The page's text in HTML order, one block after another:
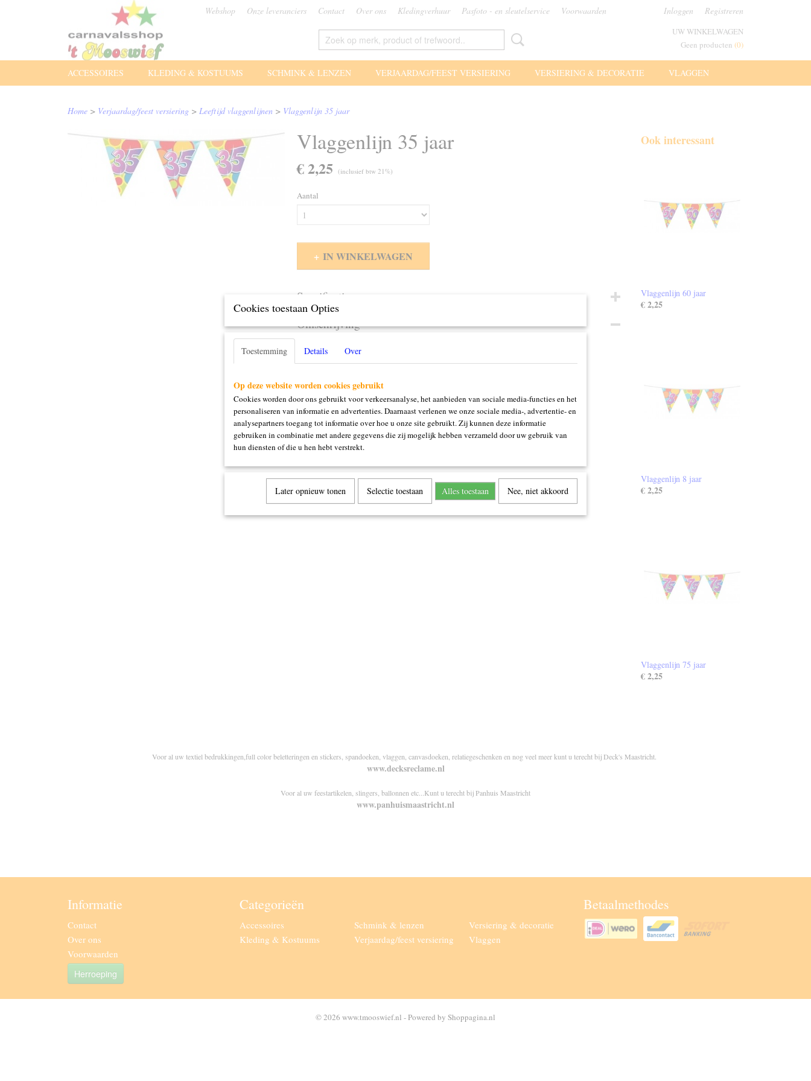
Webshop Onze leveranciers Contact Over ons Kledingverhuur Pasfoto - en sleutelservice Voorwaarden Inloggen Registreren
UW WINKELWAGEN
Geen producten (0)
ACCESSOIRES KLEDING & KOSTUUMS SCHMINK & LENZEN VERJAARDAG/FEEST VERSIERING VERSIERING & DECORATIE VLAGGEN
Home > Verjaardag/feest versiering > Leeftijd vlaggenlijnen > Vlaggenlijn 35 jaar
Vlaggenlijn 35 jaar
€ 2,25 (inclusief btw 21%)
Aantal
IN WINKELWAGEN
Specificaties
Productcode
Omschrijving
Ook interessant
Vlaggenlijn 60 jaar
€ 2,25
Vlaggenlijn 8 jaar
€ 2,25
Vlaggenlijn 75 jaar
€ 2,25
Voor al uw textiel bedrukkingen,full color beletteringen en stickers, spandoeken, vlaggen, canvasdoeken, relatiegeschenken en nog veel meer kunt u terecht bij Deck's Maastricht.
www.decksreclame.nl
Voor al uw feestartikelen, slingers, ballonnen etc...Kunt u terecht bij Panhuis Maastricht
www.panhuismaastricht.nl
Informatie
Contact
Over ons
Voorwaarden
Herroeping
Categorieën
Accessoires
Kleding & Kostuums
Schmink & lenzen
Verjaardag/feest versiering
Versiering & decoratie
Vlaggen
Betaalmethodes
© 2026 www.tmooswief.nl - Powered by Shoppagina.nl
Cookies toestaan Opties
Toestemming Details Over
Op deze website worden cookies gebruikt
Cookies worden door ons gebruikt voor verkeersanalyse, het aanbieden van sociale media-functies en het
personaliseren van informatie en advertenties. Daarnaast verlenen we onze sociale media-, advertentie- en
analysepartners toegang tot informatie over hoe u onze site gebruikt. Zij kunnen deze informatie
gebruiken in combinatie met andere gegevens die zij mogelijk hebben verzameld door uw gebruik van
hun diensten of die u hen hebt verstrekt.
Later opnieuw tonen Selectie toestaan Alles toestaan Nee, niet akkoord